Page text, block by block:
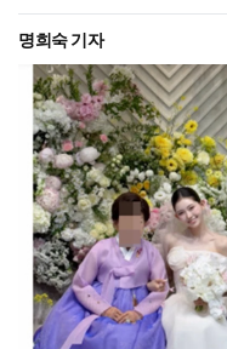
명희숙 기자